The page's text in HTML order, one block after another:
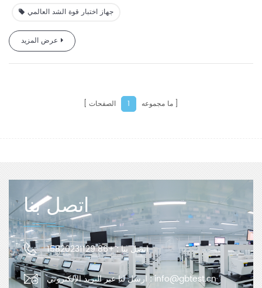
جهاز اختبار قوة الشد العالمي
عرض المزيد
ما مجموعه 1 الصفحات
اتصل بنا
اتصل بنا :+86 15820231129
ارسل لنا عبر البريد الإلكتروني :info@gbtest.cn